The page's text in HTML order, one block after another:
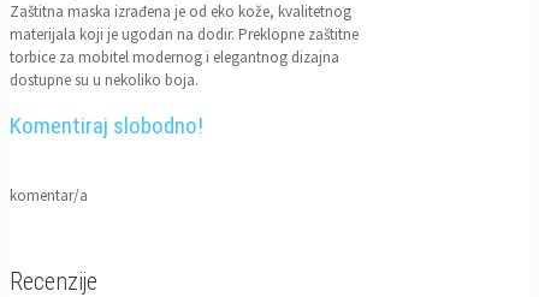
Zaštitna maska izrađena je od eko kože, kvalitetnog
materijala koji je ugodan na dodir. Preklopne zaštitne
torbice za mobitel modernog i elegantnog dizajna
dostupne su u nekoliko boja.
Komentiraj slobodno!
komentar/a
Recenzije